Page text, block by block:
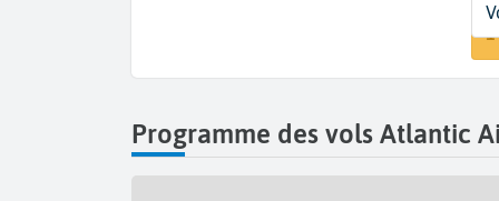
1
Programme des vols Atlantic